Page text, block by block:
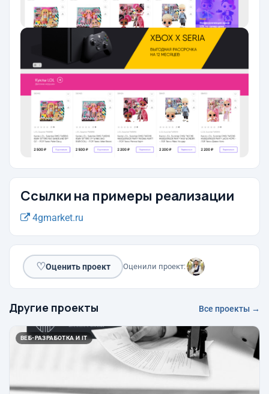
Ссылки на примеры реализации
4gmarket.ru
♡Оценить проект Оценили проект:
Другие проекты Все проекты →
ВЕБ-РАЗРАБОТКА И IT